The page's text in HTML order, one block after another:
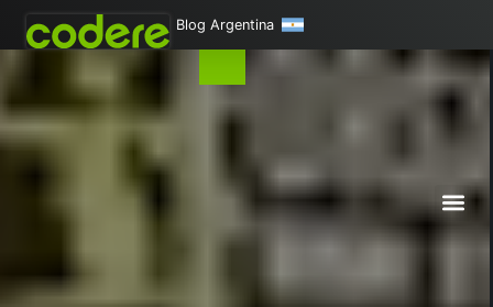
Blog Argentina